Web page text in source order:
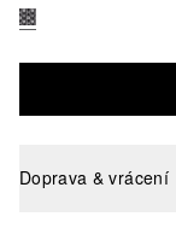
Doprava & vrácení